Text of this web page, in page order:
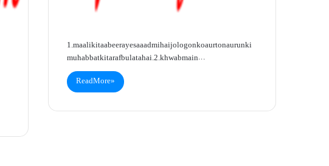
1. maali ki taabeer ayesa aadmi hai jo logon ko aurton aur unki
muhabbat ki taraf bulata hai.2. khwab main…
Read More »